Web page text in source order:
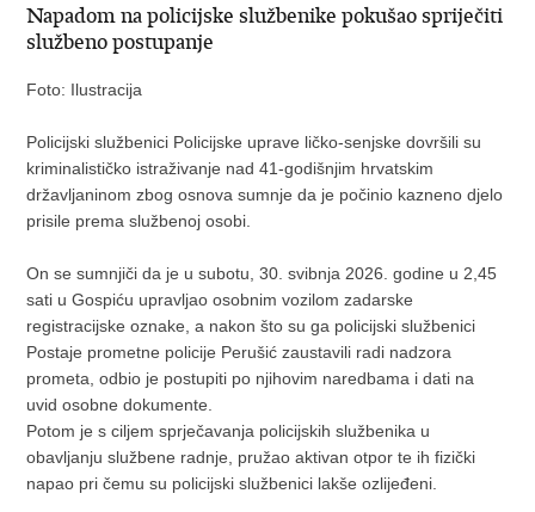
Napadom na policijske službenike pokušao spriječiti
službeno postupanje
Foto: Ilustracija
Policijski službenici Policijske uprave ličko-senjske dovršili su
kriminalističko istraživanje nad 41-godišnjim hrvatskim
državljaninom zbog osnova sumnje da je počinio kazneno djelo
prisile prema službenoj osobi.
On se sumnjiči da je u subotu, 30. svibnja 2026. godine u 2,45
sati u Gospiću upravljao osobnim vozilom zadarske
registracijske oznake, a nakon što su ga policijski službenici
Postaje prometne policije Perušić zaustavili radi nadzora
prometa, odbio je postupiti po njihovim naredbama i dati na
uvid osobne dokumente.
Potom je s ciljem sprječavanja policijskih službenika u
obavljanju službene radnje, pružao aktivan otpor te ih fizički
napao pri čemu su policijski službenici lakše ozlijeđeni.